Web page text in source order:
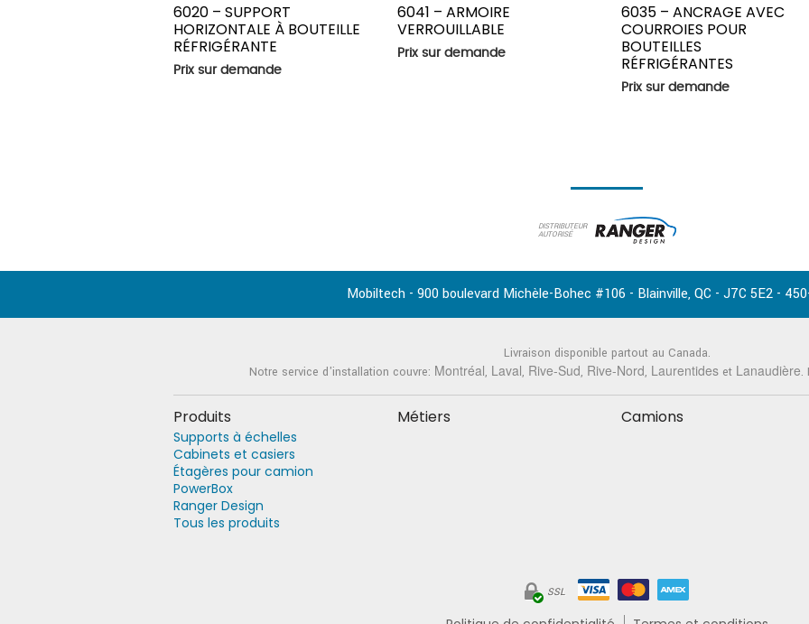
6020 – SUPPORT
HORIZONTALE À BOUTEILLE
RÉFRIGÉRANTE
Prix sur demande
6041 – ARMOIRE
VERROUILLABLE
Prix sur demande
6035 – ANCRAGE AVEC
COURROIES POUR
BOUTEILLES
RÉFRIGÉRANTES
Prix sur demande
DISTRIBUTEUR
AUTORISÉ
Mobiltech - 900 boulevard Michèle-Bohec #106 - Blainville,QC - J7C 5E2-
Livraison disponible partout au Canada.
Notre service d'installation couvre: Montréal, Laval, Rive-Sud, Rive-Nord, Laurentides et Lanaudière.
Produits
Supports à échelles
Cabinets et casiers
Étagères pour camion
PowerBox
Ranger Design
Tous les produits
Métiers Camions
SSL